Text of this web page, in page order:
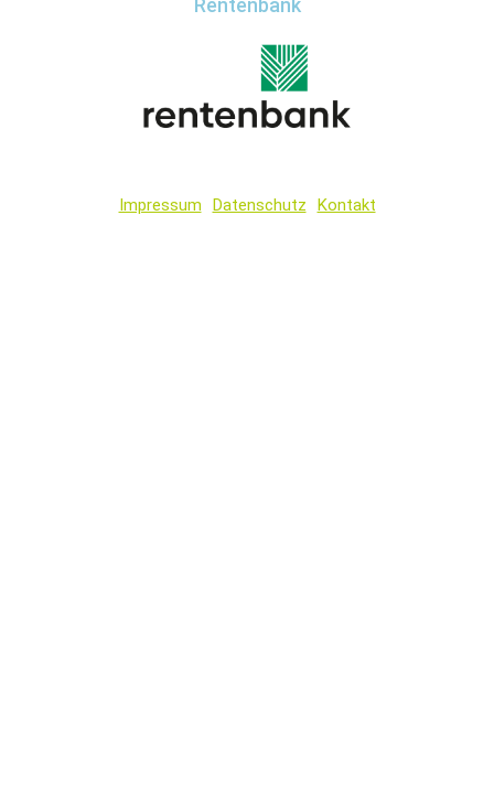
Rentenbank
Impressum Datenschutz Kontakt